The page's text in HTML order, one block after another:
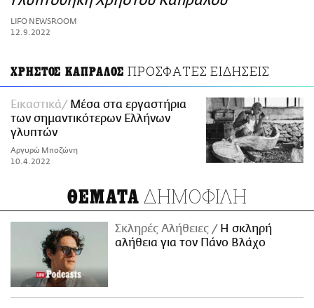
ΑΜΠΑ
PRINT
LIFO NEWSROOM
12.9.2022
ΧΡΗΣΤΟΣ ΚΑΠΡΑΛΟΣ ΠΡΟΣΦΑΤΕΣ ΕΙΔΗΣΕΙΣ
Εικαστικά
Μέσα στα εργαστήρια
των σημαντικότερων Ελλήνων
γλυπτών
Αργυρώ Μποζώνη
10.4.2022
ΘΕΜΑΤΑ ΔΗΜΟΦΙΛΗ
Σκληρές Αλήθειες
H σκληρή
αλήθεια για τον Πάνο Βλάχο